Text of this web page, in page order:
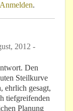
Anmelden.
2012 -
Den
Steilkurve
ehrlich gesagt,
tiefgreifenden
Planung